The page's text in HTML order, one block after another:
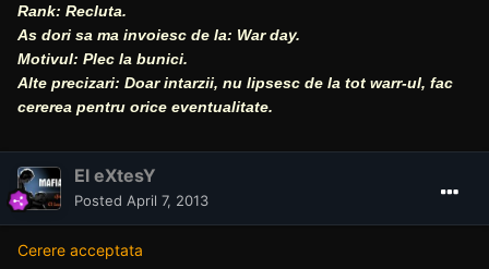
Rank: Recluta.
As dori sa ma invoiesc de la: War day.
Motivul: Plec la bunici.
Alte precizari: Doar intarzii, nu lipsesc de la tot warr-ul, fac
cererea pentru orice eventualitate.
El eXtesY
Posted April 7, 2013
Cerere acceptata